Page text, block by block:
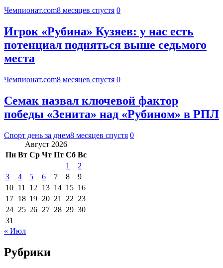
Чемпионат.com8 месяцев спустя 0
Игрок «Рубина» Кузяев: у нас есть
потенциал подняться выше седьмого
места
Чемпионат.com8 месяцев спустя 0
Семак назвал ключевой фактор
победы «Зенита» над «Рубином» в РПЛ
Спорт день за днем8 месяцев спустя 0
Август 2026
Пн Вт Ср Чт Пт Сб Вс
1
2
3
4 5 6 7 8
9
10 11 12 13 14 15 16
17 18 19 20 21 22 23
24 25 26 27 28 29 30
31
« Июл
Рубрики